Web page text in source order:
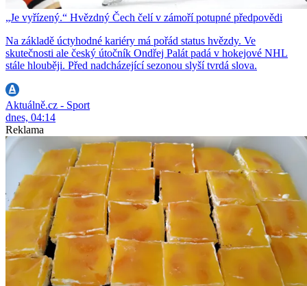
„Je vyřízený.“ Hvězdný Čech čelí v zámoří potupné předpovědi
Na základě úctyhodné kariéry má pořád status hvězdy. Ve
skutečnosti ale český útočník Ondřej Palát padá v hokejové NHL
stále hlouběji. Před nadcházející sezonou slyší tvrdá slova.
Aktuálně.cz - Sport
dnes, 04:14
Reklama